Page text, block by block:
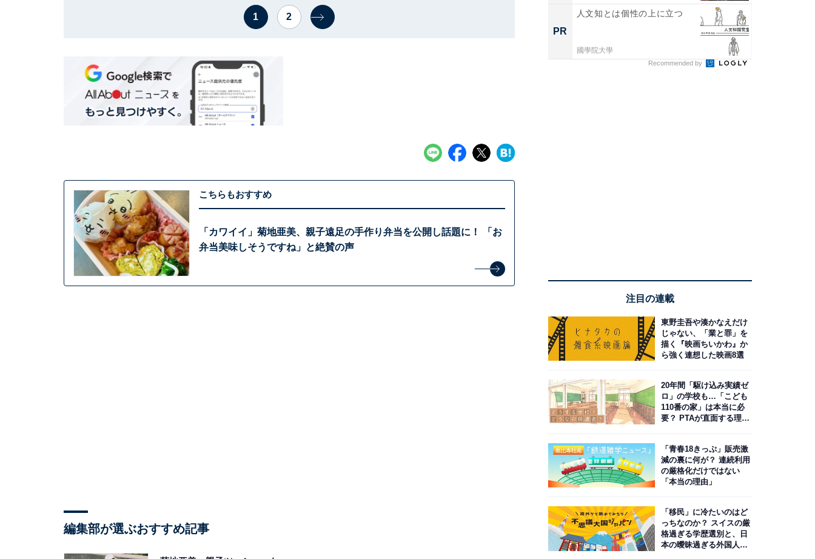
1 2
こちらもおすすめ
「カワイイ」菊地亜美、親子遠足の手作り弁当を公開し話題に！ 「お
弁当美味しそうですね」と絶賛の声
編集部が選ぶおすすめ記事
PR
人文知とは個性の上に立つ
國學院大學
Recommended by
注目の連載
東野圭吾や湊かなえだけ
じゃない、「業と罪」を
描く『映画ちいかわ』か
ら強く連想した映画8選
20年間「駆け込み実績ゼ
ロ」の学校も…「こども
110番の家」は本当に必
要？ PTAが直面する理想
「青春18きっぷ」販売激
減の裏に何が？ 連続利用
の厳格化だけではない
「本当の理由」
「移民」に冷たいのはど
っちなのか？ スイスの厳
格過ぎる学歴選別と、日
本の曖昧過ぎる外国人政